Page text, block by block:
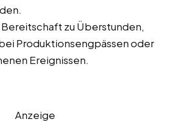
Bereitschaft zu Überstunden,
Produktionsengpässen oder
Ereignissen.
Anzeige